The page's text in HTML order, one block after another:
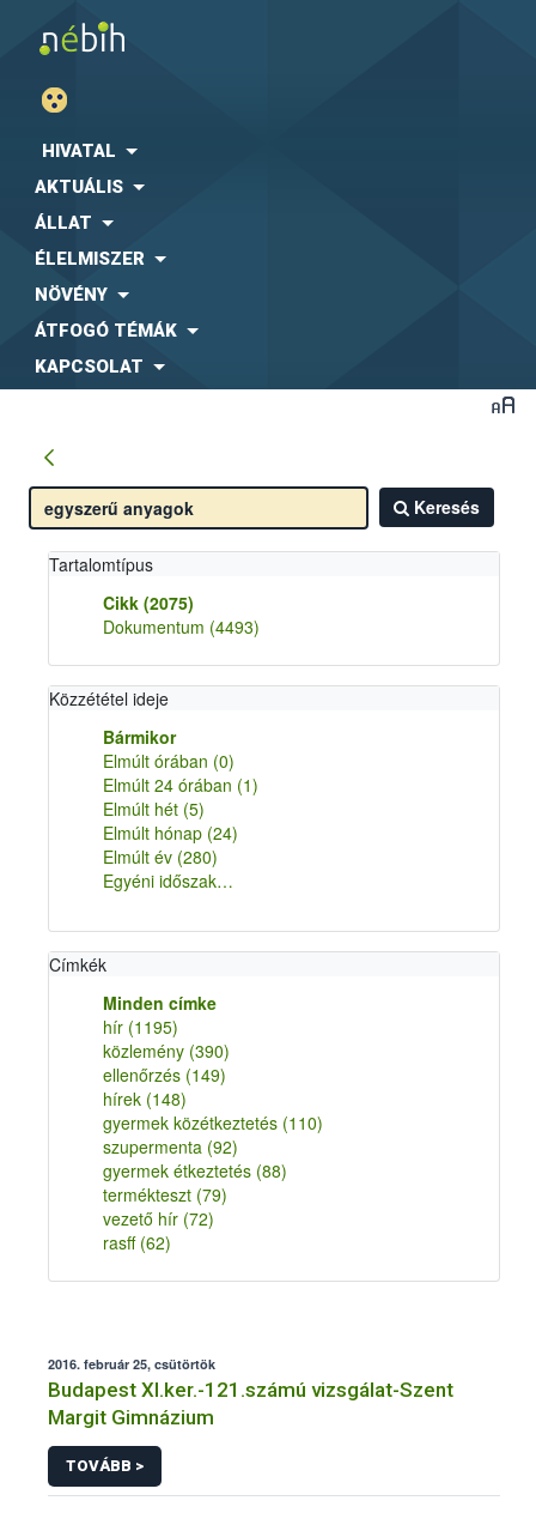
HIVATAL
AKTUÁLIS
ÁLLAT
ÉLELMISZER
NÖVÉNY
ÁTFOGÓ TÉMÁK
KAPCSOLAT
Keresés
Tartalomtípus
Cikk (2075)
Dokumentum (4493)
Közzététel ideje
Bármikor
Elmúlt órában (0)
Elmúlt 24 órában (1)
Elmúlt hét (5)
Elmúlt hónap (24)
Elmúlt év (280)
Egyéni időszak…
Címkék
Minden címke
hír (1195)
közlemény (390)
ellenőrzés (149)
hírek (148)
gyermek közétkeztetés (110)
szupermenta (92)
gyermek étkeztetés (88)
termékteszt (79)
vezető hír (72)
rasff (62)
2016. február 25, csütörtök
Budapest XI.ker.-121.számú vizsgálat-Szent
Margit Gimnázium
TOVÁBB >